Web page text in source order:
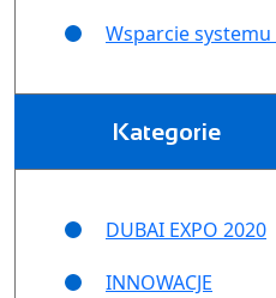
Wsparcie
Kategorie
DUBAI EXPO 2020
INNOWACJE